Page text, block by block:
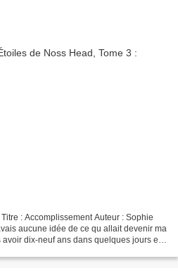
: Accomplissement Auteur : Sophie
aucune idée de ce qu allait devenir ma
dix-neuf ans dans quelques jours et j